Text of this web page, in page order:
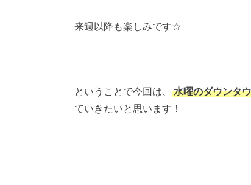
来週以降も楽しみです☆
ということで今回は、 水曜のダウンタ
ていきたいと思います！